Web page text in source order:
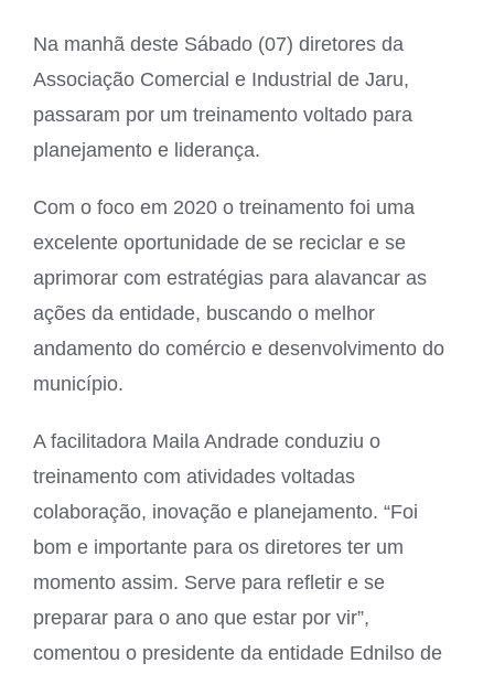
Na manhã deste Sábado (07) diretores da
Associação Comercial e Industrial de Jaru,
passaram por um treinamento voltado para
planejamento e liderança.
Com o foco em 2020 o treinamento foi uma
excelente oportunidade de se reciclar e se
aprimorar com estratégias para alavancar as
ações da entidade, buscando o melhor
andamento do comércio e desenvolvimento do
município.
A facilitadora Maila Andrade conduziu o
treinamento com atividades voltadas
colaboração, inovação e planejamento. “Foi
bom e importante para os diretores ter um
momento assim. Serve para refletir e se
preparar para o ano que estar por vir”,
comentou o presidente da entidade Ednilso de